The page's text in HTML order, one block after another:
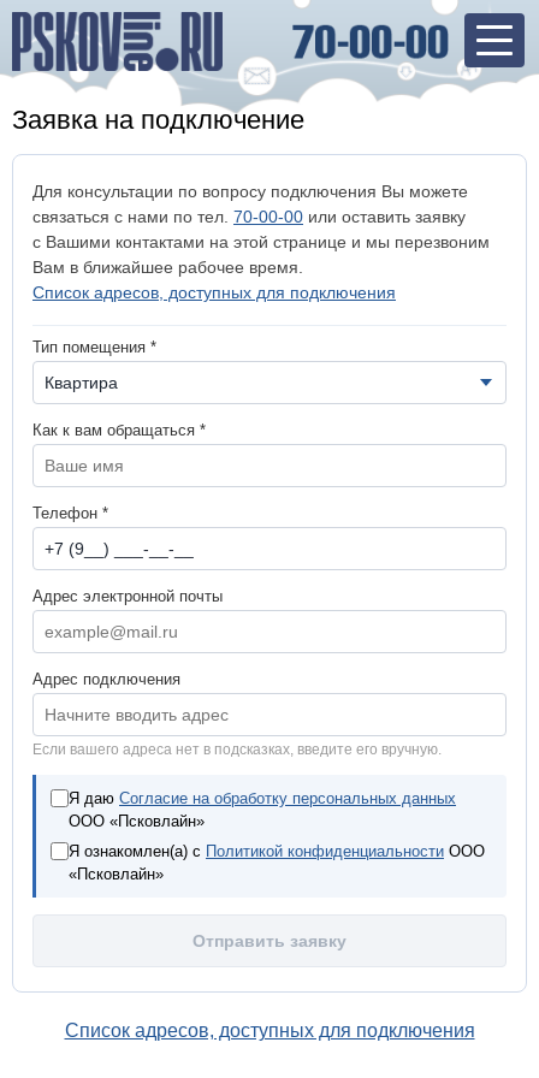
Заявка на подключение
Для консультации по вопросу подключения Вы можете
связаться с нами по тел. 70-00-00 или оставить заявку
с Вашими контактами на этой странице и мы перезвоним
Вам в ближайшее рабочее время.
Список адресов, доступных для подключения
Тип помещения *
Как к вам обращаться *
Телефон *
Адрес электронной почты
Адрес подключения
Если вашего адреса нет в подсказках, введите его вручную.
Я даю Согласие на обработку персональных данных
ООО «Псковлайн»
Я ознакомлен(а) с Политикой конфиденциальности ООО
«Псковлайн»
Отправить заявку
Список адресов, доступных для подключения